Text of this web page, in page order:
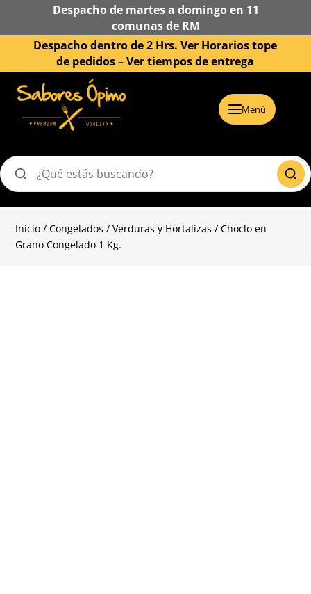
Despacho de martes a domingo en 11
comunas de RM
Despacho dentro de 2 Hrs. Ver Horarios tope
de pedidos –Ver tiempos de entrega
Menú
Buscar
Inicio /Congelados /Verduras y Hortalizas / Choclo en
Grano Congelado 1 Kg.